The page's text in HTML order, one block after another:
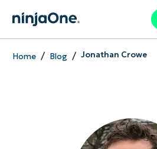
Home/ Blog/ Jonathan Crowe